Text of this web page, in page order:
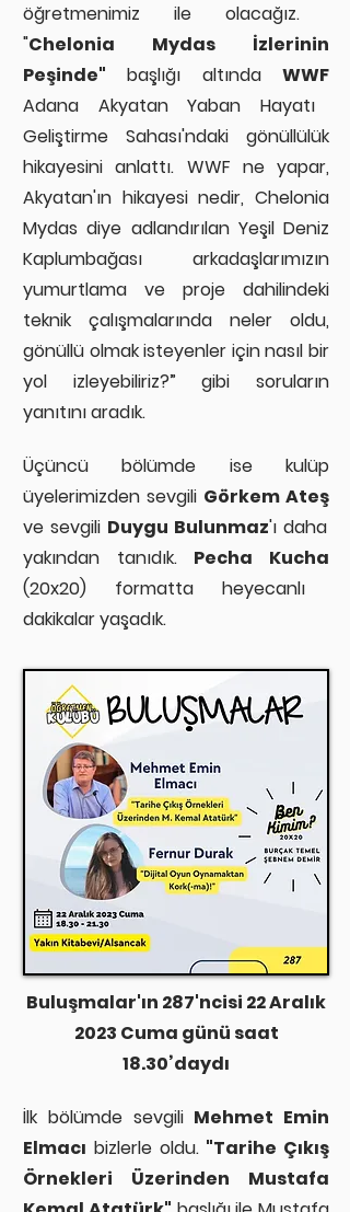
öğretmenimiz ile olacağız.
"Chelonia Mydas İzlerinin
Peşinde" başlığı altında WWF
Adana Akyatan Yaban Hayatı
Geliştirme Sahası'ndaki gönüllülük
hikayesini anlattı. WWF ne yapar,
Akyatan'ın hikayesi nedir, Chelonia
Mydas diye adlandırılan Yeşil Deniz
Kaplumbağası arkadaşlarımızın
yumurtlama ve proje dahilindeki
teknik çalışmalarında neler oldu,
gönüllü olmak isteyenler için nasıl bir
yol izleyebiliriz?” gibi soruların
yanıtını aradık.
Üçüncü bölümde ise kulüp
üyelerimizden sevgili Görkem Ateş
ve sevgili Duygu Bulunmaz'ı daha
yakından tanıdık. Pecha Kucha
(20x20) formatta heyecanlı
dakikalar yaşadık.
Buluşmalar'ın 287'ncisi 22 Aralık
2023 Cuma günü saat
18.30’daydı
İlk bölümde sevgili Mehmet Emin
Elmacı bizlerle oldu. "Tarihe Çıkış
Örnekleri Üzerinden Mustafa